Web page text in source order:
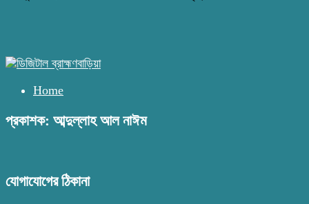
Home
প্রকাশক: আব্দুল্লাহ আল নাঈম
যোগাযোগের ঠিকানা